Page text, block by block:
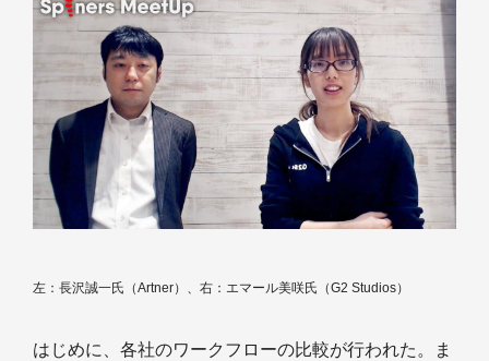
左：長沢誠一氏（Artner）、右：エマール美咲氏（G2 Studios）
はじめに、各社のワークフローの比較が行われた。ま